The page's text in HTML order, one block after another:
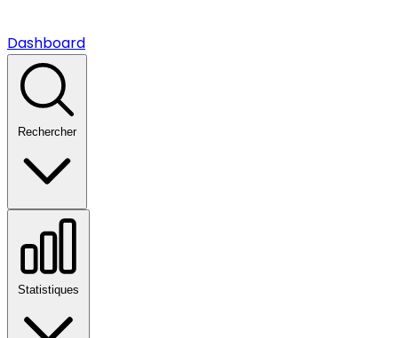
Dashboard
Rechercher
Statistiques